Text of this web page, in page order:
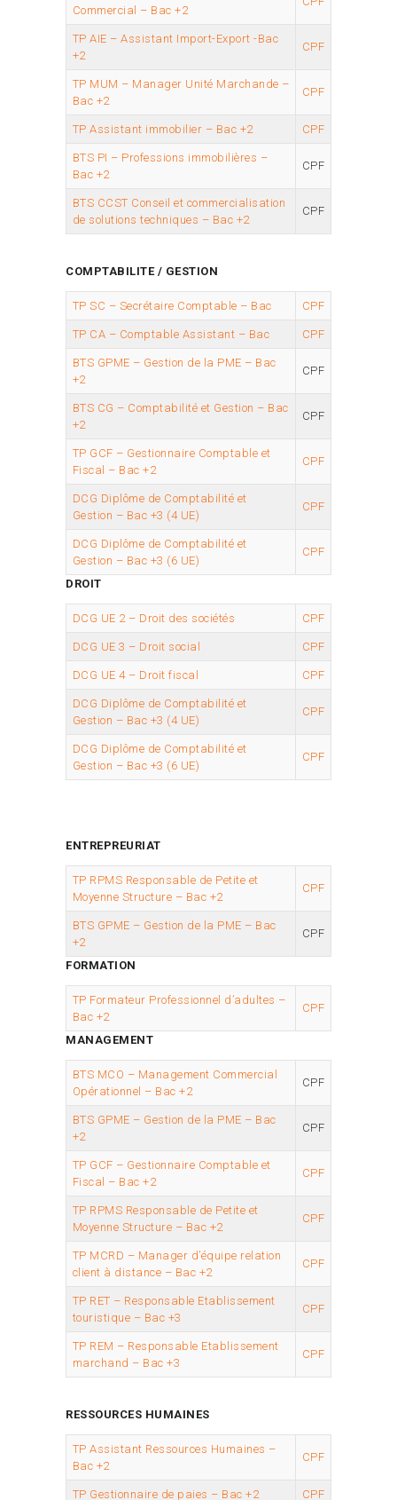
Commercial – Bac +2
TP AIE – Assistant Import-Export -Bac
+2
CPF
TP MUM – Manager Unité Marchande –
Bac +2
CPF
TP Assistant immobilier – Bac +2 CPF
BTS PI – Professions immobilières –
Bac +2
CPF
BTS CCST Conseil et commercialisation
de solutions techniques – Bac +2
CPF
COMPTABILITE / GESTION
TP SC – Secrétaire Comptable – Bac CPF
TP CA – Comptable Assistant – Bac CPF
BTS GPME – Gestion de la PME – Bac
+2
CPF
BTS CG – Comptabilité et Gestion – Bac
+2
CPF
TP GCF – Gestionnaire Comptable et
Fiscal – Bac +2
CPF
DCG Diplôme de Comptabilité et
Gestion – Bac +3 (4 UE)
CPF
DCG Diplôme de Comptabilité et
Gestion – Bac +3 (6 UE)
CPF
DROIT
DCG UE 2 – Droit des sociétés CPF
DCG UE 3 – Droit social CPF
DCG UE 4 – Droit fiscal CPF
DCG Diplôme de Comptabilité et
Gestion – Bac +3 (4 UE)
CPF
DCG Diplôme de Comptabilité et
Gestion – Bac +3 (6 UE)
CPF
ENTREPREURIAT
TP RPMS Responsable de Petite et
Moyenne Structure – Bac +2
CPF
BTS GPME – Gestion de la PME – Bac
+2
CPF
FORMATION
TP Formateur Professionnel d’adultes –
Bac +2
CPF
MANAGEMENT
BTS MCO – Management Commercial
Opérationnel – Bac +2
CPF
BTS GPME – Gestion de la PME – Bac
+2
CPF
TP GCF – Gestionnaire Comptable et
Fiscal – Bac +2
CPF
TP RPMS Responsable de Petite et
Moyenne Structure – Bac +2
CPF
TP MCRD – Manager d’équipe relation
client à distance – Bac +2
CPF
TP RET – Responsable Etablissement
touristique – Bac +3
CPF
TP REM – Responsable Etablissement
marchand – Bac +3
CPF
RESSOURCES HUMAINES
TP Assistant Ressources Humaines –
Bac +2
CPF
TP Gestionnaire de paies – Bac +2 CPF